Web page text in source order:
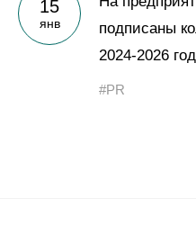
Пресс-центр
Карьера
15
янв
подписаны
2024-2026
#PR